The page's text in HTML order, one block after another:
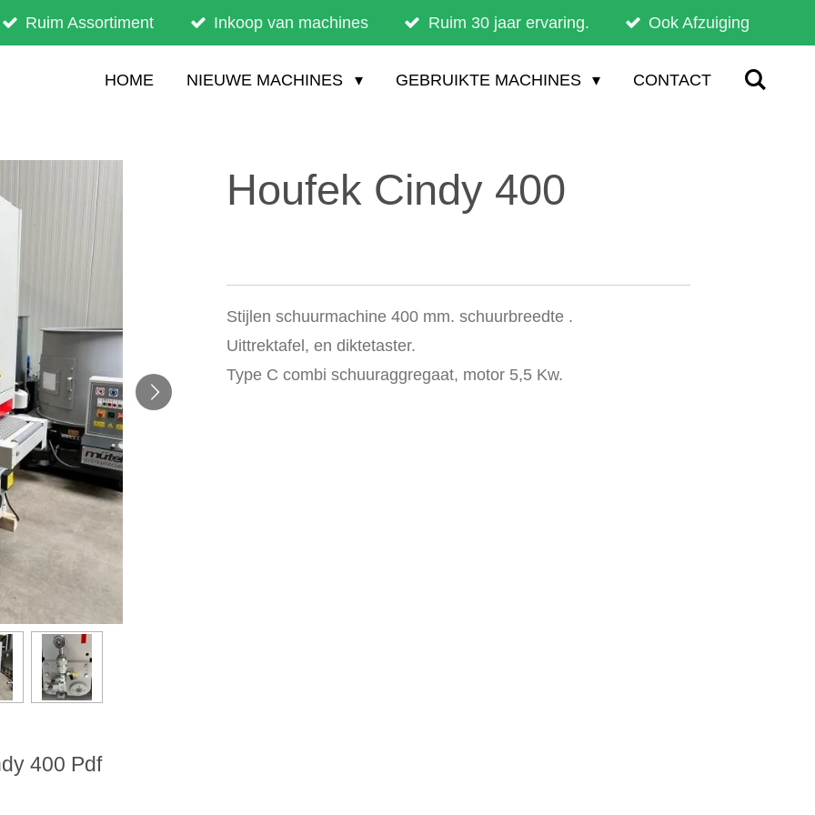
Ruim Assortiment Inkoop van machines Ruim 30 jaar ervaring. Ook Afzuiging
HOME NIEUWE MACHINES GEBRUIKTE MACHINES CONTACT
Houfek Cindy 400
Stijlen schuurmachine 400 mm. schuurbreedte .
Uittrektafel, en diktetaster.
Type C combi schuuraggregaat, motor 5,5 Kw.
400 Pdf